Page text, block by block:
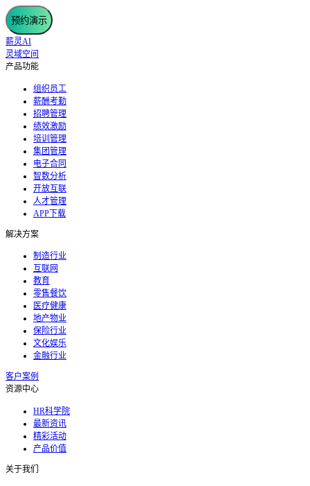
预约演示
薪灵AI
灵域空间
产品功能
组织员工
薪酬考勤
招聘管理
绩效激励
培训管理
集团管理
电子合同
智数分析
开放互联
人才管理
APP下载
解决方案
制造行业
互联网
教育
零售餐饮
医疗健康
地产物业
保险行业
文化娱乐
金融行业
客户案例
资源中心
HR科学院
最新资讯
精彩活动
产品价值
关于我们